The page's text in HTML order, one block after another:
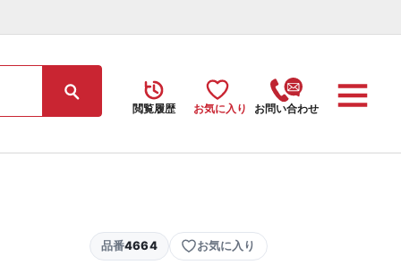
閲覧履歴 お気に入り お問い合わせ
品番4664 お気に入り